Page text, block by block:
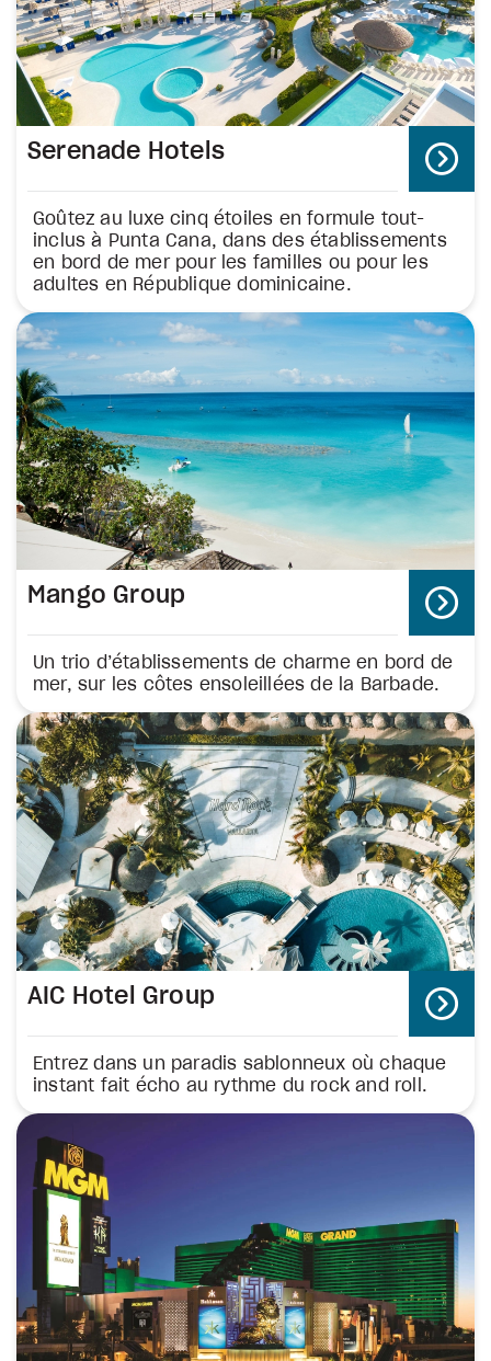
Serenade Hotels
Goûtez au luxe cinq étoiles en formule tout-
inclus à Punta Cana, dans des établissements
en bord de mer pour les familles ou pour les
adultes en République dominicaine.
Mango Group
Un trio d’établissements de charme en bord de
mer, sur les côtes ensoleillées de la Barbade.
AIC Hotel Group
Entrez dans un paradis sablonneux où chaque
instant fait écho au rythme du rock and roll.